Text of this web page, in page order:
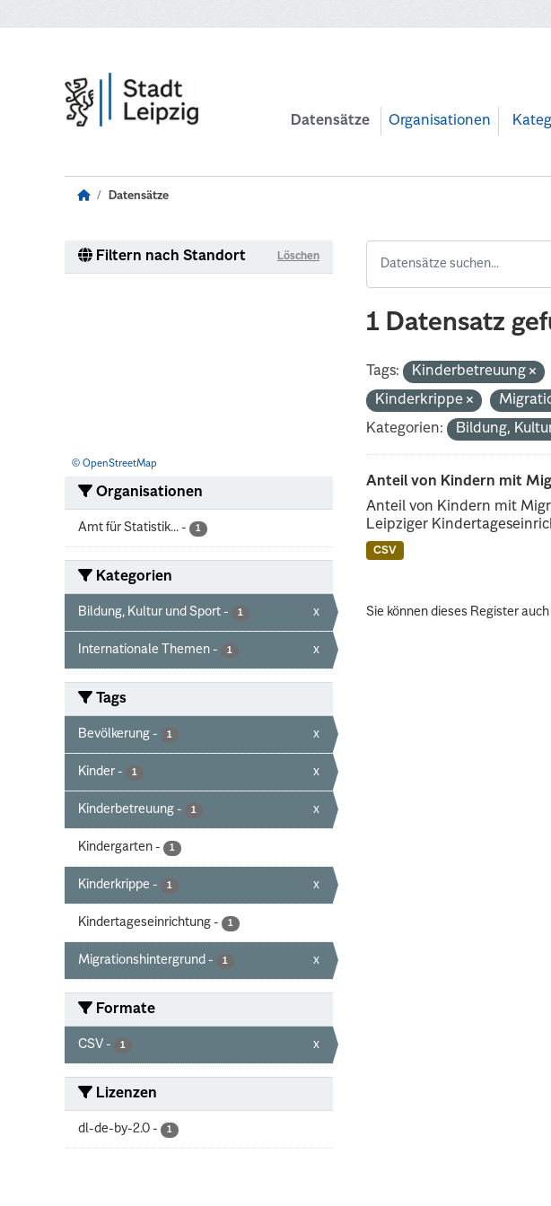
Datensätze Organisationen
Datensätze
Filtern nach Standort Löschen
© OpenStreetMap
Organisationen
Amt für Statistik... - 1
Kategorien
Bildung, Kultur und Sport - 1 x
Internationale Themen - 1 x
Tags
Bevölkerung - 1 x
Kinder - 1 x
Kinderbetreuung - 1 x
Kindergarten - 1
Kinderkrippe - 1 x
Kindertageseinrichtung - 1
Migrationshintergrund - 1 x
Formate
CSV - 1 x
Lizenzen
dl-de-by-2.0 - 1
1 Datensatz
Tags: Kinderbetreuung
Kinderkrippe
Kategorien:
Bildung,
Anteil von Kindern mit
Anteil von Kindern mit
Leipziger
CSV
Sie können dieses Register